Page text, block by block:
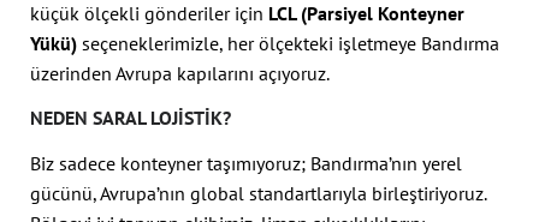
küçük ölçekli gönderiler için LCL (Parsiyel Konteyner
Yükü) seçeneklerimizle, her ölçekteki işletmeye Bandırma
üzerinden Avrupa kapılarını açıyoruz.
NEDEN SARAL LOJISTIK?
Biz sadece konteyner taşımıyoruz; Bandırma’nın yerel
gücünü, Avrupa’nın global standartlarıyla birleştiriyoruz.